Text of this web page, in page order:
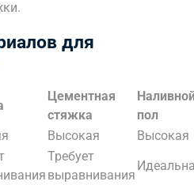
для
Цементная
стяжка
пол
Высокая
Высокая
Требует
выравнивания